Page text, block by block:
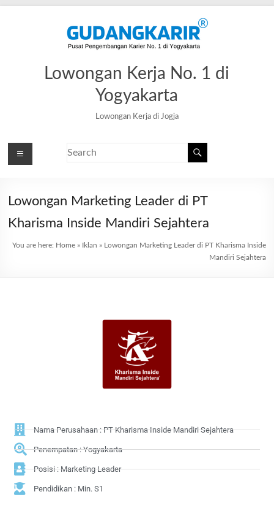
Lowongan Kerja No. 1 di
Yogyakarta
Lowongan Kerja di Jogja
Lowongan Marketing Leader di PT
Kharisma Inside Mandiri Sejahtera
You are here: Home» Iklan » Lowongan Marketing Leader di PT Kharisma Inside
Mandiri Sejahtera
Nama Perusahaan : PT Kharisma Inside Mandiri Sejahtera
Penempatan : Yogyakarta
Posisi : Marketing Leader
Pendidikan : Min. S1